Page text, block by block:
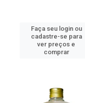
Faça seu login ou
cadastre-se para
ver preços e
comprar